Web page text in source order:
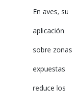
En aves, su
aplicación
sobre zonas
expuestas
reduce los